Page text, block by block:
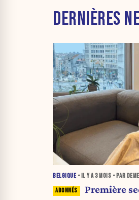
DERNIÈRES
BELGIQUE • IL Y A3 MOIS • PAR
Première